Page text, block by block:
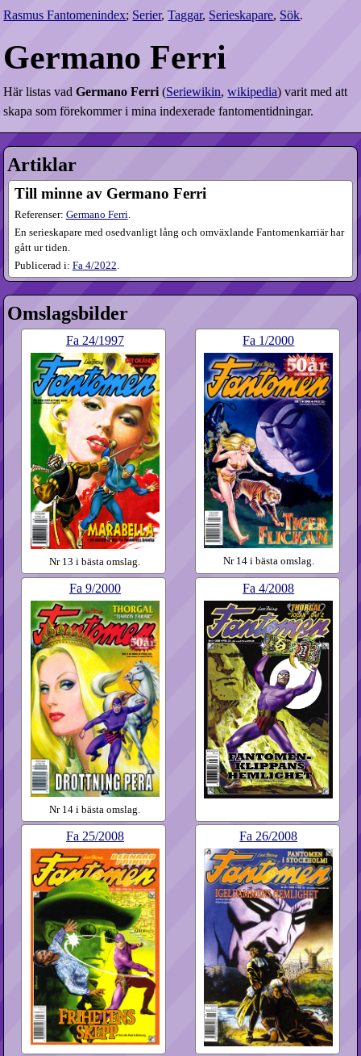
Rasmus Fantomenindex; Serier,Taggar, Serieskapare, Sök.
Germano Ferri
Här listas vadGermano Ferri (Seriewikin,wikipedia) varit med att
skapa som förekommer i mina indexerade fantomentidningar.
Artiklar
Till minne av Germano Ferri
Referenser: Germano Ferri.
En serieskapare med osedvanligt lång och omväxlande Fantomen­karriär har
gått ur tiden.
Publicerad i: Fa 4​/2022
Omslagsbilder
Fa 24​/1997
Nr 13 i bästa omslag.
Fa 1​/2000
Nr 14 i bästa omslag.
Fa 9​/2000
Nr 14 i bästa omslag.
Fa 4​/2008
Fa 25​/2008 Fa 26​/2008